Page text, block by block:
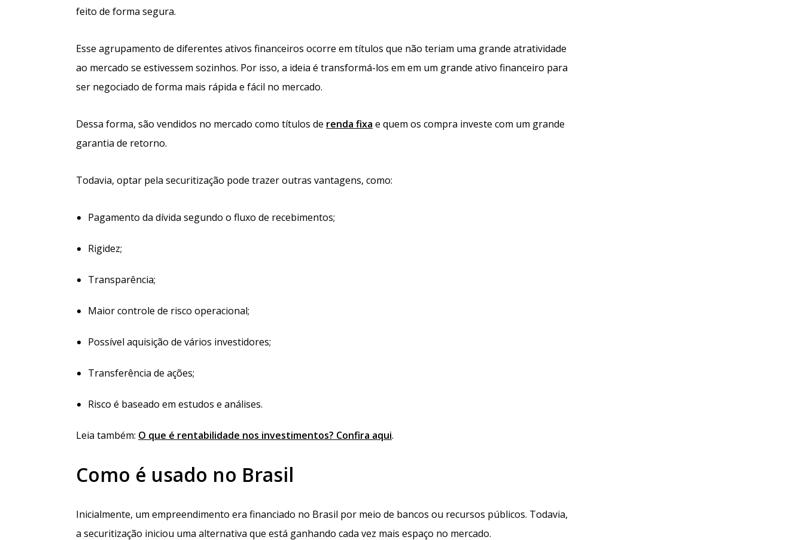
feito de forma segura.
Esse agrupamento de diferentes ativos financeiros ocorre em títulos que não teriam uma grande atratividade
ao mercado se estivessem sozinhos. Por isso, a ideia é transformá-los em em um grande ativo financeiro para
ser negociado de forma mais rápida e fácil no mercado.
Dessa forma, são vendidos no mercado como títulos de renda fixa e quem os compra investe com um grande
garantia de retorno.
Todavia, optar pela securitização pode trazer outras vantagens, como:
Pagamento da dívida segundo o fluxo de recebimentos;
Rigidez;
Transparência;
Maior controle de risco operacional;
Possível aquisição de vários investidores;
Transferência de ações;
Risco é baseado em estudos e análises.
Leia também: O que é rentabilidade nos investimentos? Confira aqui.
Como é usado no Brasil
Inicialmente, um empreendimento era financiado no Brasil por meio de bancos ou recursos públicos. Todavia,
a securitização iniciou uma alternativa que está ganhando cada vez mais espaço no mercado.